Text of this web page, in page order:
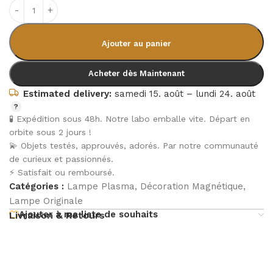
Ajouter au panier
Acheter dès Maintenant
Estimated delivery: samedi 15. août – lundi 24. août
🧪 Expédition sous 48h. Notre labo emballe vite. Départ en
orbite sous 2 jours !
💫 Objets testés, approuvés, adorés. Par notre communauté
de curieux et passionnés.
⚡ Satisfait ou remboursé.
Catégories : Lampe Plasma, Décoration Magnétique,
Lampe Originale
Ajouter à ma liste de souhaits
Livraison & Retours